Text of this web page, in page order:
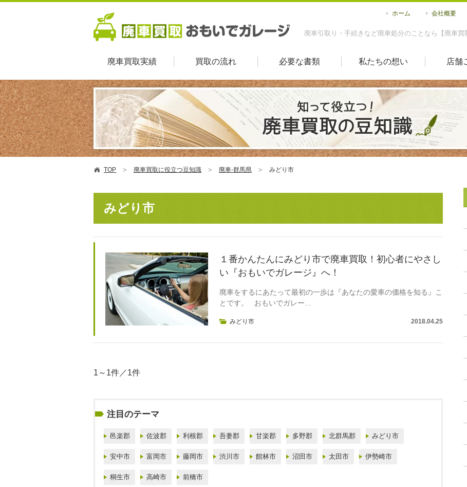
廃車引取り・手続きなど廃車処分のことなら【廃車買
ホーム 会社概要
廃車買取実績 買取の流れ 必要な書類 私たちの想い 店舗
TOP 廃車買取に役立つ豆知識 廃車-群馬県 みどり市
みどり市
１番かんたんにみどり市で廃車買取！初心者にやさし
い『おもいでガレージ』へ！
廃車をするにあたって最初の一歩は『あなたの愛車の価格を知る』こ
とです。 おもいでガレー…
みどり市 2018.04.25
1～1件／1件
注目のテーマ
邑楽郡 佐波郡 利根郡 吾妻郡 甘楽郡 多野郡 北群馬郡 みどり市
安中市 富岡市 藤岡市 渋川市 館林市 沼田市 太田市 伊勢崎市
桐生市 高崎市 前橋市